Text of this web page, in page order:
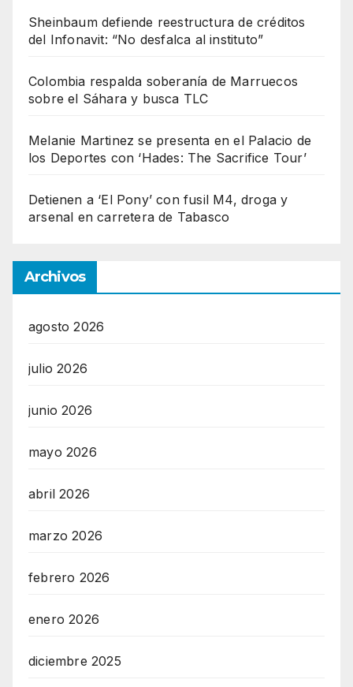
Sheinbaum defiende reestructura de créditos
del Infonavit: “No desfalca al instituto”
Colombia respalda soberanía de Marruecos
sobre el Sáhara y busca TLC
Melanie Martinez se presenta en el Palacio de
los Deportes con ‘Hades: The Sacrifice Tour’
Detienen a ‘El Pony’ con fusil M4, droga y
arsenal en carretera de Tabasco
Archivos
agosto 2026
julio 2026
junio 2026
mayo 2026
abril 2026
marzo 2026
febrero 2026
enero 2026
diciembre 2025